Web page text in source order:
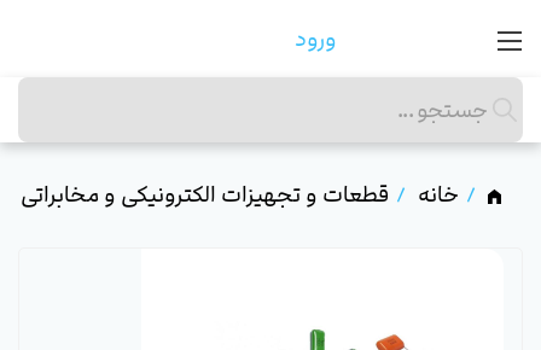
ورود
خانه قطعات و تجهیزات الکترونیکی و مخابراتی